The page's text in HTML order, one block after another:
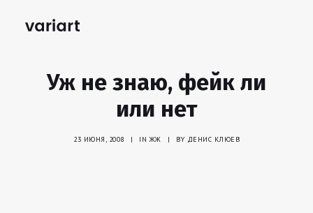
Уж не знаю, фейк ли
или нет
23 ИЮНЯ, 2008 | INЖЖ | BY ДЕНИС КЛЮЕВ